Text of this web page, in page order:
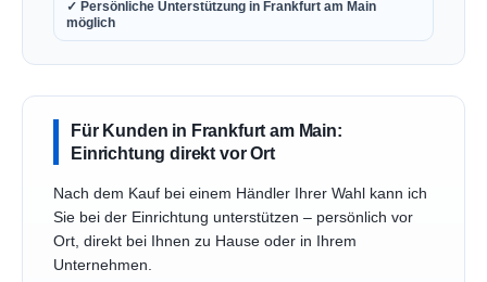
✓ Persönliche Unterstützung in Frankfurt am Main
möglich
Für Kunden in Frankfurt am Main:
Einrichtung direkt vor Ort
Nach dem Kauf bei einem Händler Ihrer Wahl kann ich
Sie bei der Einrichtung unterstützen – persönlich vor
Ort, direkt bei Ihnen zu Hause oder in Ihrem
Unternehmen.